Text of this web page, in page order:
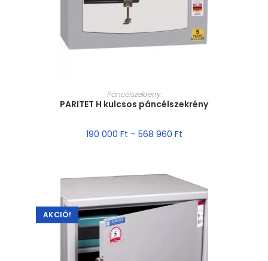
MÉRET VÁLASZTÁSA
Páncélszekrény
PARITET H kulcsos páncélszekrény
190 000 Ft – 568 960 Ft
AKCIÓ!